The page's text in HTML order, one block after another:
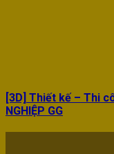
[3D] Thiết kế – Thi
NGHIỆP GG